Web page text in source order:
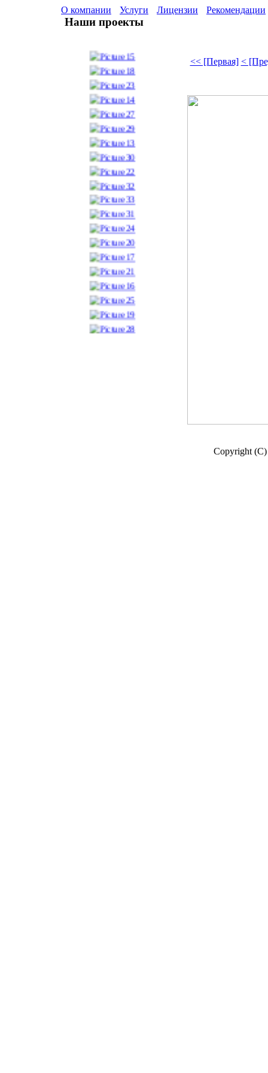
О компании Услуги Лицензии Рекомендации
Наши проекты
<< [Первая] <
Copyright